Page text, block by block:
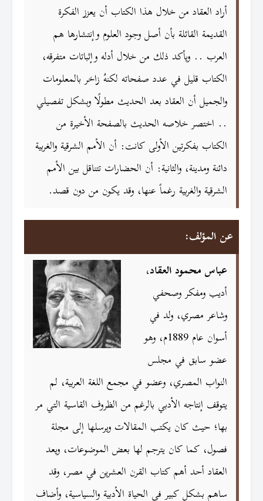
أراد العقاد من خلال هذا الكتاب أن يعزز الفكرة
القديمة القائلة بأن أصل وجود العلوم وإنتشارها هم
العرب .. ويأكد ذلك من خلال أدله وإثباتات متفرقه،
الكتاب قليل في عدد صفحاته لكنهُ زاخر بالمعلومات
والجميل أن العقاد بعد الحديث مطولًا وبشكل تفصيلي
.. اختصر خلاصه الحديث بالصفحة الأخيرة من
الكتاب بفكرتين الأولى كانت: أن الأمم الشرقية والغربية
دائنة ومدينة، والثانية: أن الحضارات تتناقل بين الأمم
الشرقية والغربية رغماً عنها، وقد يكون من دون قصد.
عن المؤلف:
عباس محمود العقاد،
أديب ومفكر وصحفي
وشاعر مصري، ولد في
أسوان عام 1889م، وهو
عضو سابق في مجلس
النواب المصري، وعضو في مجمع اللغة العربية، لم
يتوقف إنتاجه الأدبي بالرغم من الظروف القاسية التي مر
بها؛ حيث كان يكتب المقالات ويرسلها إلى مجلة
فصول، كما كان يترجم لها بعض الموضوعات، ويعد
العقاد أحد أهم كتاب القرن العشرين في مصر، وقد
ساهم بشكل كبير في الحياة الأدبية والسياسية، وأضاف